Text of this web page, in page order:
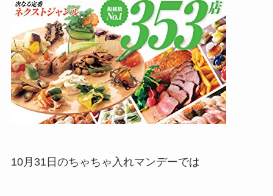
10月31日のちゃちゃ入れマンデーでは